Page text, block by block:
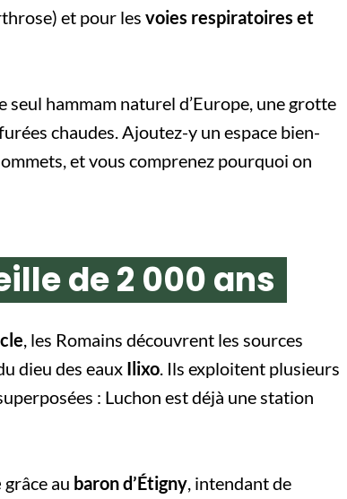
et pour les voies respiratoires et
seul hammam naturel d’Europe, une grotte
chaudes. Ajoutez-y un espace bien-
et vous comprenez pourquoi on
de 2 000 ans
, les Romains découvrent les sources
dieu des eaux Ilixo. Ils exploitent plusieurs
: Luchon est déjà une station
grâce au baron d’Étigny, intendant de